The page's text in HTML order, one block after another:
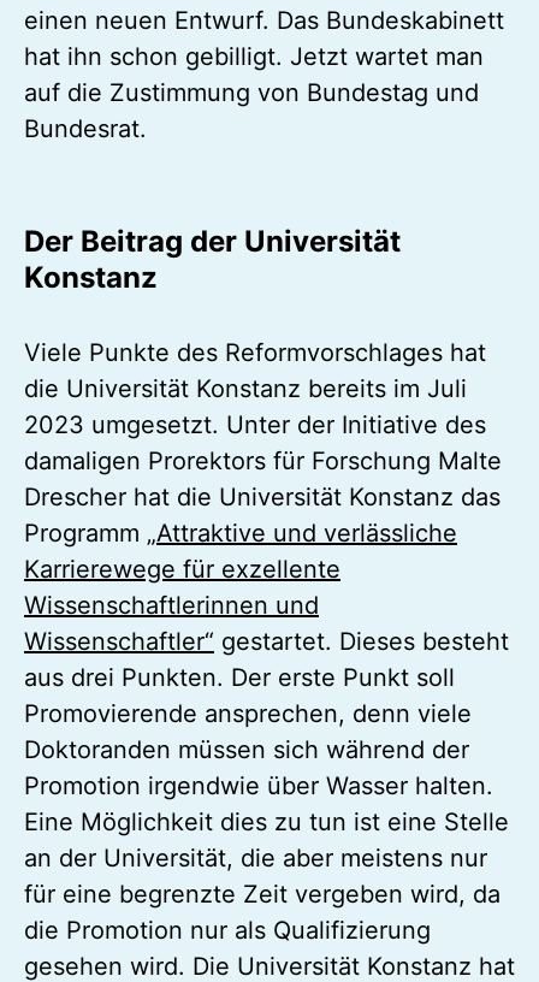
einen neuen Entwurf. Das Bundeskabinett
hat ihn schon gebilligt. Jetzt wartet man
auf die Zustimmung von Bundestag und
Bundesrat.
Der Beitrag der Universität
Konstanz
Viele Punkte des Reformvorschlages hat
die Universität Konstanz bereits im Juli
2023 umgesetzt. Unter der Initiative des
damaligen Prorektors für Forschung Malte
Drescher hat die Universität Konstanz das
Programm „Attraktive und verlässliche
Karrierewege für exzellente
Wissenschaftlerinnen und
Wissenschaftler“ gestartet. Dieses besteht
aus drei Punkten. Der erste Punkt soll
Promovierende ansprechen, denn viele
Doktoranden müssen sich während der
Promotion irgendwie über Wasser halten.
Eine Möglichkeit dies zu tun ist eine Stelle
an der Universität, die aber meistens nur
für eine begrenzte Zeit vergeben wird, da
die Promotion nur als Qualifizierung
gesehen wird. Die Universität Konstanz hat